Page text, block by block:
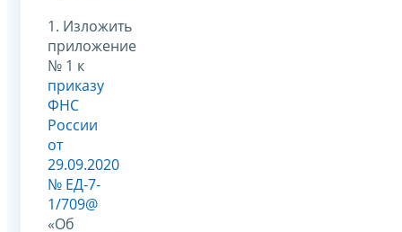
1. Изложить
приложение
№ 1 к
приказу
ФНС
России
от
29.09.2020
№ ЕД-7-
1/709@
«Об